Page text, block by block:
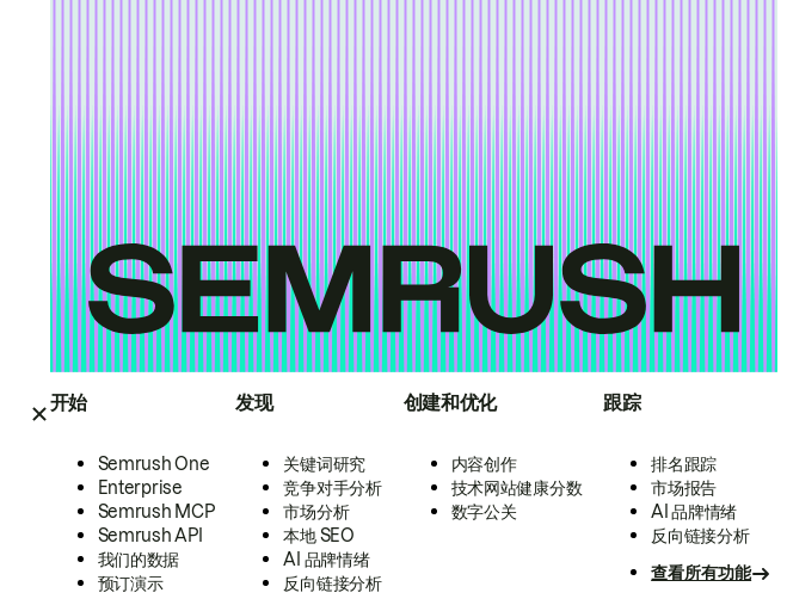
开始
Semrush One
Enterprise
Semrush MCP
Semrush API
我们的数据
预订演示
发现
关键词研究
竞争对手分析
市场分析
本地 SEO
AI 品牌情绪
反向链接分析
创建和优化
内容创作
技术网站健康分数
数字公关
跟踪
排名跟踪
市场报告
AI 品牌情绪
反向链接分析
查看所有功能